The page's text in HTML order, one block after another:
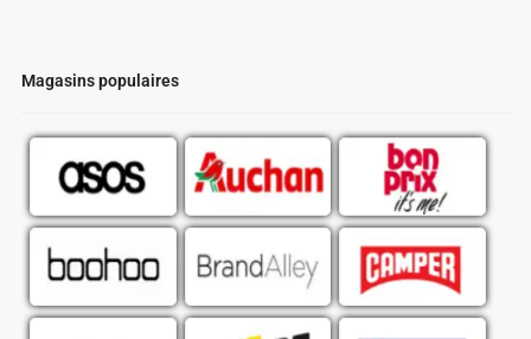
Magasins populaires